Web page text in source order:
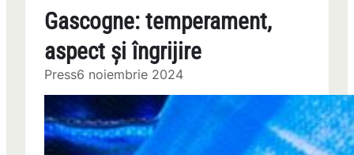
Gascogne: temperament,
aspect și îngrijire
Press6 noiembrie 2024